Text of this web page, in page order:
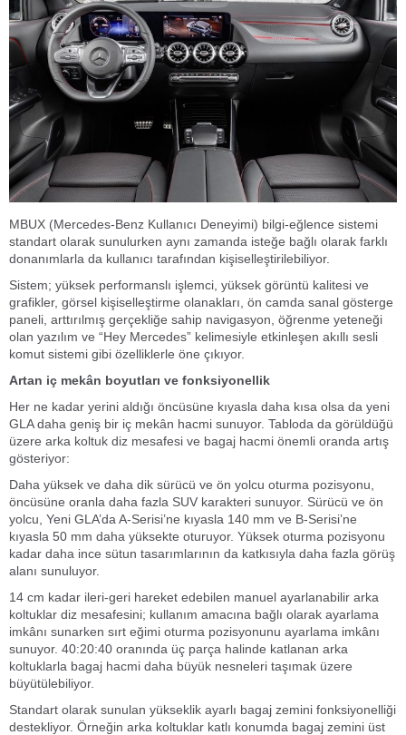
MBUX (Mercedes-Benz Kullanıcı Deneyimi) bilgi-eğlence sistemi
standart olarak sunulurken aynı zamanda isteğe bağlı olarak farklı
donanımlarla da kullanıcı tarafından kişiselleştirilebiliyor.
Sistem; yüksek performanslı işlemci, yüksek görüntü kalitesi ve
grafikler, görsel kişiselleştirme olanakları, ön camda sanal gösterge
paneli, arttırılmış gerçekliğe sahip navigasyon, öğrenme yeteneği
olan yazılım ve “Hey Mercedes” kelimesiyle etkinleşen akıllı sesli
komut sistemi gibi özelliklerle öne çıkıyor.
Artan iç mekân boyutları ve fonksiyonellik
Her ne kadar yerini aldığı öncüsüne kıyasla daha kısa olsa da yeni
GLA daha geniş bir iç mekân hacmi sunuyor. Tabloda da görüldüğü
üzere arka koltuk diz mesafesi ve bagaj hacmi önemli oranda artış
gösteriyor:
Daha yüksek ve daha dik sürücü ve ön yolcu oturma pozisyonu,
öncüsüne oranla daha fazla SUV karakteri sunuyor. Sürücü ve ön
yolcu, Yeni GLA’da A-Serisi’ne kıyasla 140 mm ve B-Serisi’ne
kıyasla 50 mm daha yüksekte oturuyor. Yüksek oturma pozisyonu
kadar daha ince sütun tasarımlarının da katkısıyla daha fazla görüş
alanı sunuluyor.
14 cm kadar ileri-geri hareket edebilen manuel ayarlanabilir arka
koltuklar diz mesafesini; kullanım amacına bağlı olarak ayarlama
imkânı sunarken sırt eğimi oturma pozisyonunu ayarlama imkânı
sunuyor. 40:20:40 oranında üç parça halinde katlanan arka
koltuklarla bagaj hacmi daha büyük nesneleri taşımak üzere
büyütülebiliyor.
Standart olarak sunulan yükseklik ayarlı bagaj zemini fonksiyonelliği
destekliyor. Örneğin arka koltuklar katlı konumda bagaj zemini üst